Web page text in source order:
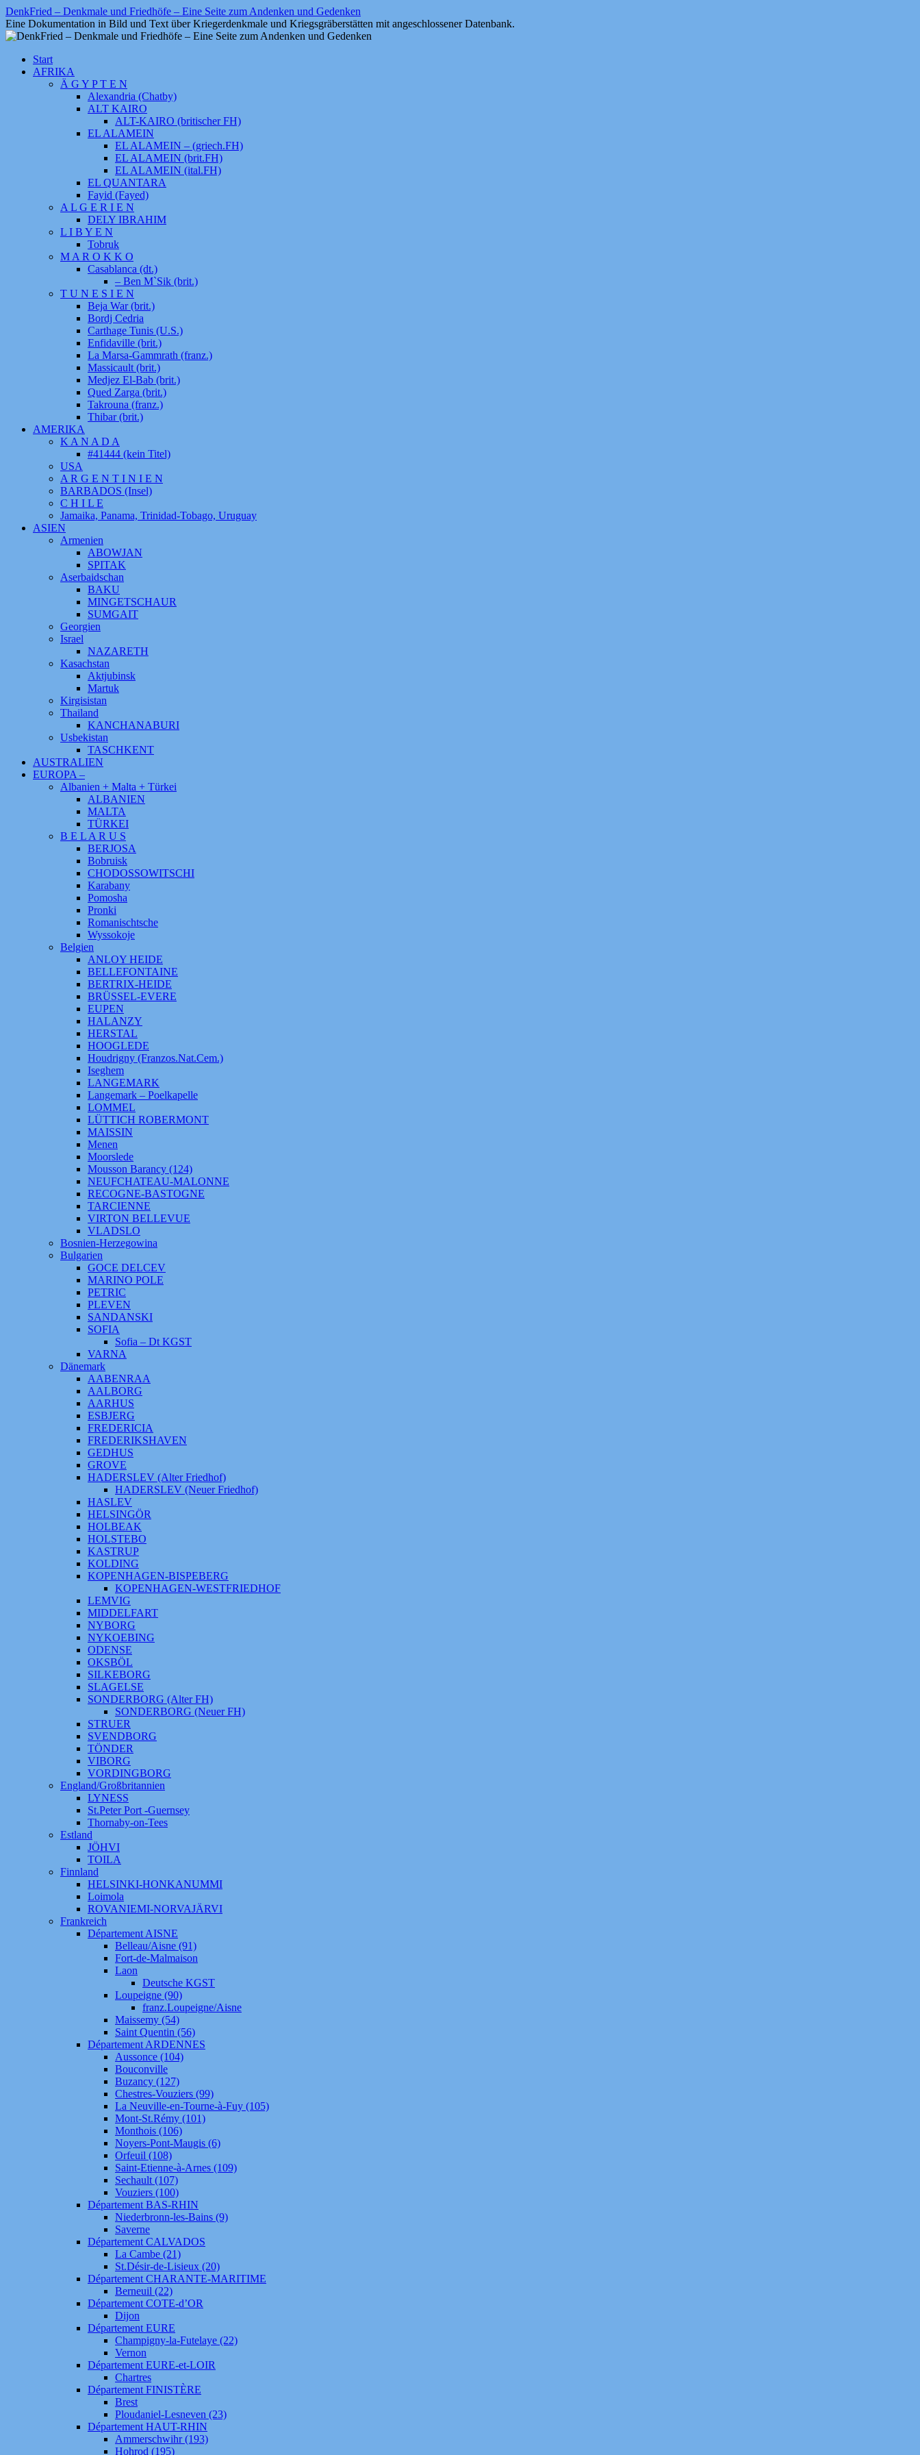
Zum
Inhalt
springen
DenkFried – Denkmale und Friedhöfe – Eine Seite zum Andenken und Gedenken
Eine Dokumentation in Bild und Text über Kriegerdenkmale und Kriegsgräberstätten mit angeschlossener Datenbank.
Start
AFRIKA
Ä G Y P T E N
Alexandria (Chatby)
ALT KAIRO
ALT-KAIRO (britischer FH)
EL ALAMEIN
EL ALAMEIN – (griech.FH)
EL ALAMEIN (brit.FH)
EL ALAMEIN (ital.FH)
EL QUANTARA
Fayid (Fayed)
A L G E R I E N
DELY IBRAHIM
L I B Y E N
Tobruk
M A R O K K O
Casablanca (dt.)
– Ben M`Sik (brit.)
T U N E S I E N
Beja War (brit.)
Bordj Cedria
Carthage Tunis (U.S.)
Enfidaville (brit.)
La Marsa-Gammrath (franz.)
Massicault (brit.)
Medjez El-Bab (brit.)
Qued Zarga (brit.)
Takrouna (franz.)
Thibar (brit.)
AMERIKA
K A N A D A
#41444 (kein Titel)
USA
A R G E N T I N I E N
BARBADOS (Insel)
C H I L E
Jamaika, Panama, Trinidad-Tobago, Uruguay
ASIEN
Armenien
ABOWJAN
SPITAK
Aserbaidschan
BAKU
MINGETSCHAUR
SUMGAIT
Georgien
Israel
NAZARETH
Kasachstan
Aktjubinsk
Martuk
Kirgisistan
Thailand
KANCHANABURI
Usbekistan
TASCHKENT
AUSTRALIEN
EUROPA –
Albanien + Malta + Türkei
ALBANIEN
MALTA
TÜRKEI
B E L A R U S
BERJOSA
Bobruisk
CHODOSSOWITSCHI
Karabany
Pomosha
Pronki
Romanischtsche
Wyssokoje
Belgien
ANLOY HEIDE
BELLEFONTAINE
BERTRIX-HEIDE
BRÜSSEL-EVERE
EUPEN
HALANZY
HERSTAL
HOOGLEDE
Houdrigny (Franzos.Nat.Cem.)
Iseghem
LANGEMARK
Langemark – Poelkapelle
LOMMEL
LÜTTICH ROBERMONT
MAISSIN
Menen
Moorslede
Mousson Barancy (124)
NEUFCHATEAU-MALONNE
RECOGNE-BASTOGNE
TARCIENNE
VIRTON BELLEVUE
VLADSLO
Bosnien-Herzegowina
Bulgarien
GOCE DELCEV
MARINO POLE
PETRIC
PLEVEN
SANDANSKI
SOFIA
Sofia – Dt KGST
VARNA
Dänemark
AABENRAA
AALBORG
AARHUS
ESBJERG
FREDERICIA
FREDERIKSHAVEN
GEDHUS
GROVE
HADERSLEV (Alter Friedhof)
HADERSLEV (Neuer Friedhof)
HASLEV
HELSINGÖR
HOLBEAK
HOLSTEBO
KASTRUP
KOLDING
KOPENHAGEN-BISPEBERG
KOPENHAGEN-WESTFRIEDHOF
LEMVIG
MIDDELFART
NYBORG
NYKOEBING
ODENSE
OKSBÖL
SILKEBORG
SLAGELSE
SONDERBORG (Alter FH)
SONDERBORG (Neuer FH)
STRUER
SVENDBORG
TÖNDER
VIBORG
VORDINGBORG
England/Großbritannien
LYNESS
St.Peter Port -Guernsey
Thornaby-on-Tees
Estland
JÖHVI
TOILA
Finnland
HELSINKI-HONKANUMMI
Loimola
ROVANIEMI-NORVAJÄRVI
Frankreich
Département AISNE
Belleau/Aisne (91)
Fort-de-Malmaison
Laon
Deutsche KGST
Loupeigne (90)
franz.Loupeigne/Aisne
Maissemy (54)
Saint Quentin (56)
Département ARDENNES
Aussonce (104)
Bouconville
Buzancy (127)
Chestres-Vouziers (99)
La Neuville-en-Tourne-à-Fuy (105)
Mont-St.Rémy (101)
Monthois (106)
Noyers-Pont-Maugis (6)
Orfeuil (108)
Saint-Etienne-à-Arnes (109)
Sechault (107)
Vouziers (100)
Département BAS-RHIN
Niederbronn-les-Bains (9)
Saverne
Département CALVADOS
La Cambe (21)
St.Désir-de-Lisieux (20)
Département CHARANTE-MARITIME
Berneuil (22)
Département COTE-d’OR
Dijon
Département EURE
Champigny-la-Futelaye (22)
Vernon
Département EURE-et-LOIR
Chartres
Département FINISTÈRE
Brest
Ploudaniel-Lesneven (23)
Département HAUT-RHIN
Ammerschwihr (193)
Hohrod (195)